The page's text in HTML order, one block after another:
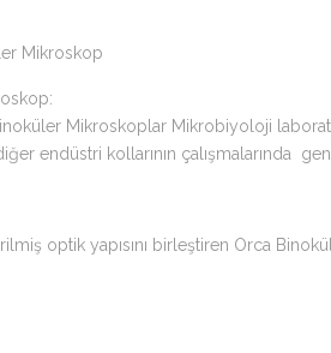
Mikroskop
Mikroskoplar Mikrobiyoloji
endüstri kollarının çalışmalarında
optik yapısını birleştiren Orca